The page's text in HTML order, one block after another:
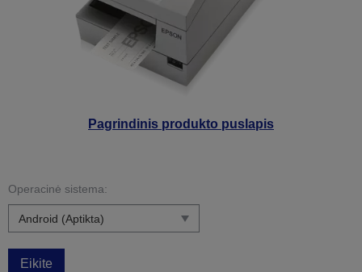
Pagrindinis produkto puslapis
Operacinė sistema:
Eikite